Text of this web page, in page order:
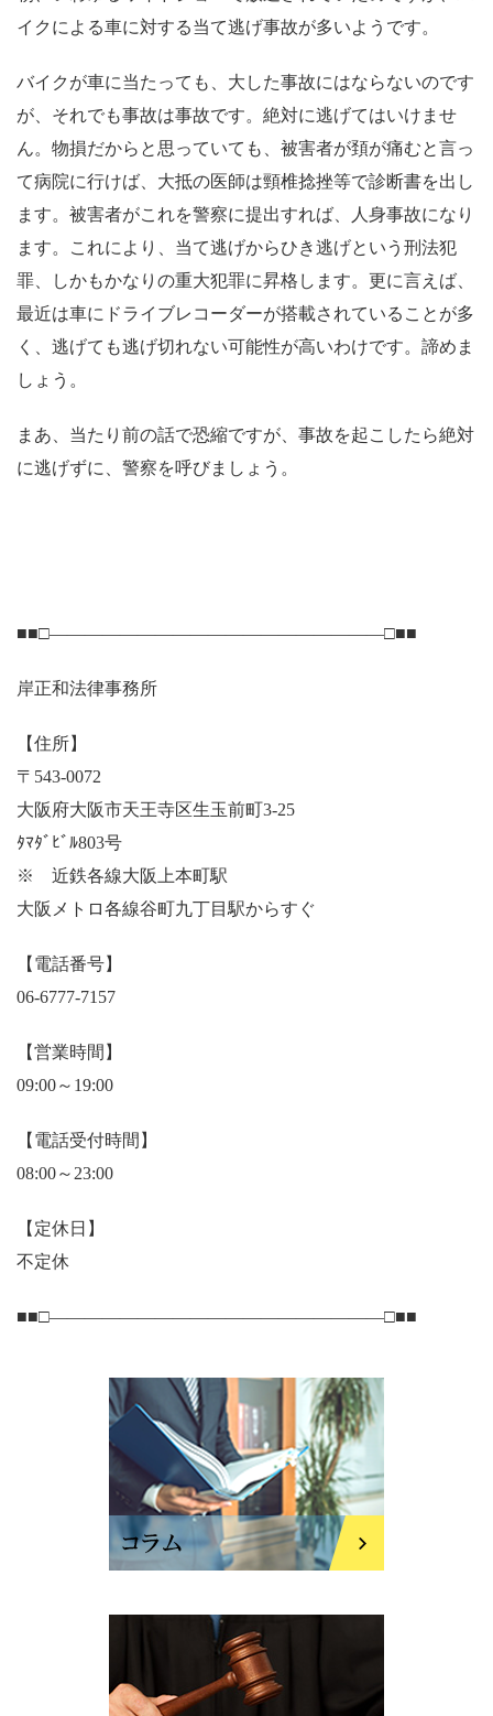
イクによる車に対する当て逃げ事故が多いようです。
バイクが車に当たっても、大した事故にはならないのです
が、それでも事故は事故です。絶対に逃げてはいけませ
ん。物損だからと思っていても、被害者が頚が痛むと言っ
て病院に行けば、大抵の医師は頸椎捻挫等で診断書を出し
ます。被害者がこれを警察に提出すれば、人身事故になり
ます。これにより、当て逃げからひき逃げという刑法犯
罪、しかもかなりの重大犯罪に昇格します。更に言えば、
最近は車にドライブレコーダーが搭載されていることが多
く、逃げても逃げ切れない可能性が高いわけです。諦めま
しょう。
まあ、当たり前の話で恐縮ですが、事故を起こしたら絶対
に逃げずに、警察を呼びましょう。
■■□―――――――――――――――――――□■■
岸正和法律事務所
【住所】
〒543-0072
大阪府大阪市天王寺区生玉前町3-25
ﾀﾏﾀﾞﾋﾞﾙ803号
※ 近鉄各線大阪上本町駅
大阪メトロ各線谷町九丁目駅からすぐ
【電話番号】
06-6777-7157
【営業時間】
09:00～19:00
【電話受付時間】
08:00～23:00
【定休日】
不定休
■■□―――――――――――――――――――□■■